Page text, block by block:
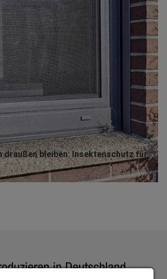
draußen bleiben: Insektenschutz für